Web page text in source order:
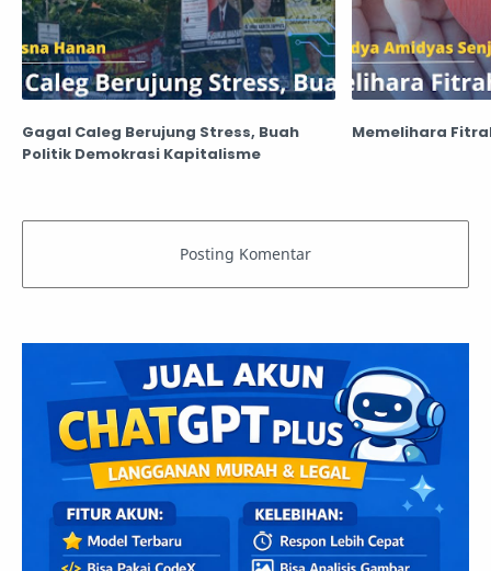
Gagal Caleg Berujung Stress, Buah
Politik Demokrasi Kapitalisme
Memelihara